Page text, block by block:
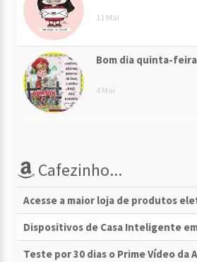
11 Mai
Bom dia quinta-feira
4 Mai
Cafezinho...
Acesse a maior loja de produtos
Dispositivos de Casa Inteligente
Teste por 30 dias o Prime Vídeo da